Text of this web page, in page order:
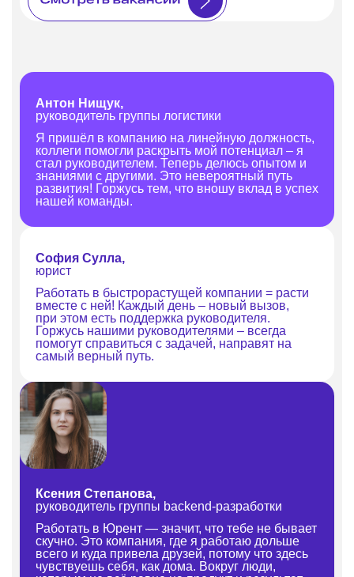
самокатов.
Антон Нищук,
руководитель группы логистики
Я пришёл в компанию на линейную должность,
коллеги помогли раскрыть мой потенциал – я
стал руководителем. Теперь делюсь опытом и
знаниями с другими. Это невероятный путь
развития! Горжусь тем, что вношу вклад в успех
нашей команды.
София Сулла,
юрист
Работать в быстрорастущей компании = расти
вместе с ней! Каждый день – новый вызов,
при этом есть поддержка руководителя.
Горжусь нашими руководителями – всегда
помогут справиться с задачей, направят на
самый верный путь.
Ксения Степанова,
руководитель группы backend-разработки
Работать в Юрент — значит, что тебе не бывает
скучно. Это компания, где я работаю дольше
всего и куда привела друзей, потому что здесь
чувствуешь себя, как дома. Вокруг люди,